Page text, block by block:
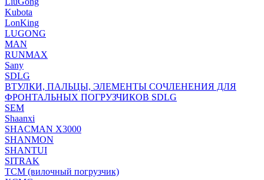
Kubota
LonKing
LUGONG
MAN
RUNMAX
Sany
SDLG
ВТУЛКИ, ПАЛЬЦЫ, ЭЛЕМЕНТЫ СОЧЛЕНЕНИЯ ДЛЯ
ФРОНТАЛЬНЫХ ПОГРУЗЧИКОВ SDLG
SEM
Shaanxi
SHACMAN X3000
SHANMON
SHANTUI
SITRAK
TCM (вилочный погрузчик)